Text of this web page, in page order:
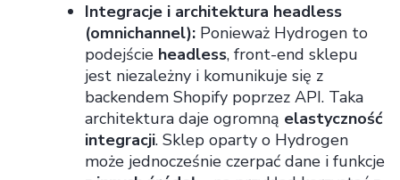
Integracje i architektura headless
(omnichannel): Ponieważ Hydrogen to
podejście headless, front-end sklepu
jest niezależny i komunikuje się z
backendem Shopify poprzez API. Taka
architektura daje ogromną elastyczność
integracji. Sklep oparty o Hydrogen
może jednocześnie czerpać dane i funkcje